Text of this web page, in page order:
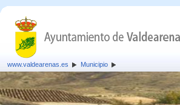
www.valdearenas.es Municipio